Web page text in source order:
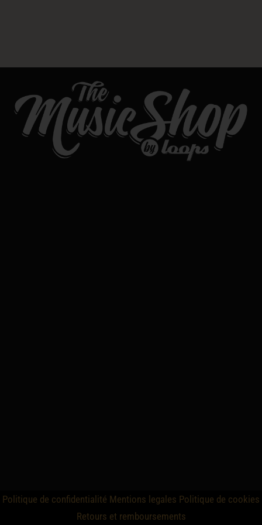
Politique de confidentialité Mentions legales Politique de cookies
Retours et remboursements